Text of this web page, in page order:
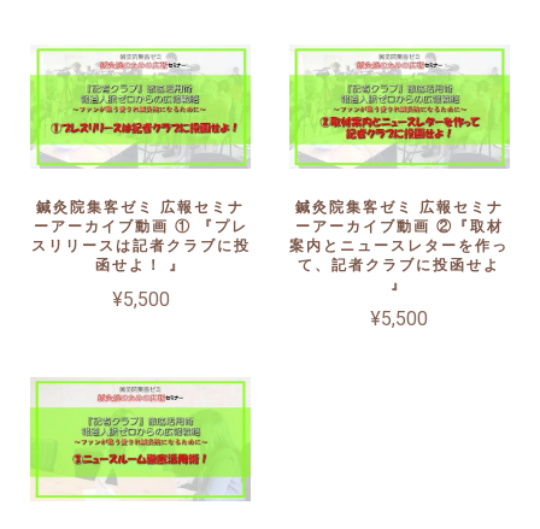
鍼灸院集客ゼミ 広報セミナ
ーアーカイブ動画 ① 『プレ
スリリースは記者クラブに投
函せよ！ 』
¥5,500
鍼灸院集客ゼミ 広報セミナ
ーアーカイブ動画 ②『取材
案内とニュースレターを作っ
て、記者クラブに投函せよ
』
¥5,500